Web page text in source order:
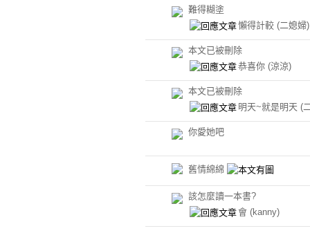
難得糊塗
懶得計較 (二媳婦)
本文已被刪除
恭喜你 (涼涼)
本文已被刪除
明天~就是明天 (
你愛她吧
舊情綿綿
該怎麼讀一本書?
會 (kanny)